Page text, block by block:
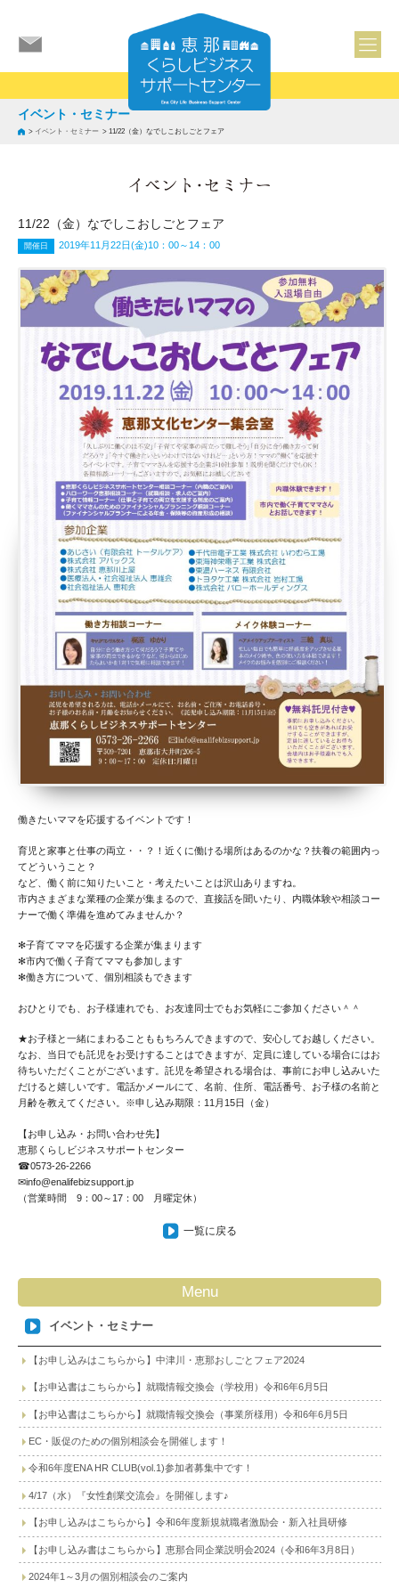
イベント・セミナー
> イベント・セミナー > 11/22（金）なでしこおしごとフェア
11/22（金）なでしこおしごとフェア
開催日 2019年11月22日(金)10：00～14：00
働きたいママを応援するイベントです！
育児と家事と仕事の両立・・？！近くに働ける場所はあるのかな？扶養の範囲内っ
てどういうこと？
など、働く前に知りたいこと・考えたいことは沢山ありますね。
市内さまざまな業種の企業が集まるので、直接話を聞いたり、内職体験や相談コー
ナーで働く準備を進めてみませんか？
✻子育てママを応援する企業が集まります
✻市内で働く子育てママも参加します
✻働き方について、個別相談もできます
おひとりでも、お子様連れでも、お友達同士でもお気軽にご参加ください＾＾
★お子様と一緒にまわることももちろんできますので、安心してお越しください。
なお、当日でも託児をお受けすることはできますが、定員に達している場合にはお
待ちいただくことがございます。託児を希望される場合は、事前にお申し込みいた
だけると嬉しいです。電話かメールにて、名前、住所、電話番号、お子様の名前と
月齢を教えてください。※申し込み期限：11月15日（金）
【お申し込み・お問い合わせ先】
恵那くらしビジネスサポートセンター
☎0573-26-2266
✉info@enalifebizsupport.jp
（営業時間 9：00～17：00 月曜定休）
一覧に戻る
Menu
イベント・セミナー
【お申し込みはこちらから】中津川・恵那おしごとフェア2024
【お申込書はこちらから】就職情報交換会（学校用）令和6年6月5日
【お申込書はこちらから】就職情報交換会（事業所様用）令和6年6月5日
EC・販促のための個別相談会を開催します！
令和6年度ENA HR CLUB(vol.1)参加者募集中です！
4/17（水）『女性創業交流会』を開催します♪
【お申し込みはこちらから】令和6年度新規就職者激励会・新入社員研修
【お申し込み書はこちらから】恵那合同企業説明会2024（令和6年3月8日）
2024年1～3月の個別相談会のご案内